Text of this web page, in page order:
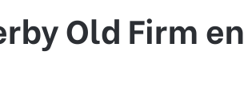
Old Firm en